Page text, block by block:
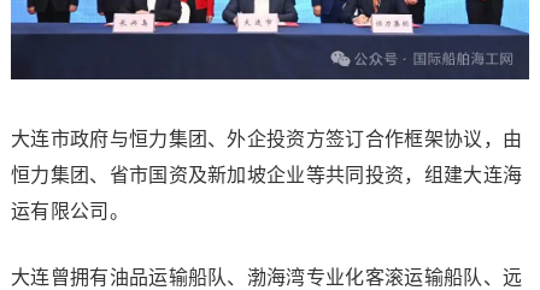
大连市政府与恒力集团、外企投资方签订合作框架协议，由
恒力集团、省市国资及新加坡企业等共同投资，组建大连海
运有限公司。
大连曾拥有油品运输船队、渤海湾专业化客滚运输船队、远